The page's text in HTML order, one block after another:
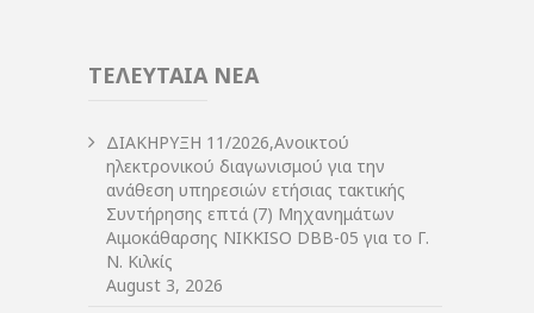
ΤΕΛΕΥΤΑΙΑ ΝΕΑ
ΔIΑΚΗΡΥΞΗ 11/2026,Ανοικτού
ηλεκτρονικού διαγωνισμού για την
ανάθεση υπηρεσιών ετήσιας τακτικής
Συντήρησης επτά (7) Μηχανημάτων
Αιμοκάθαρσης NIKKISO DBB-05 για το Γ.
Ν. Κιλκίς
August 3, 2026